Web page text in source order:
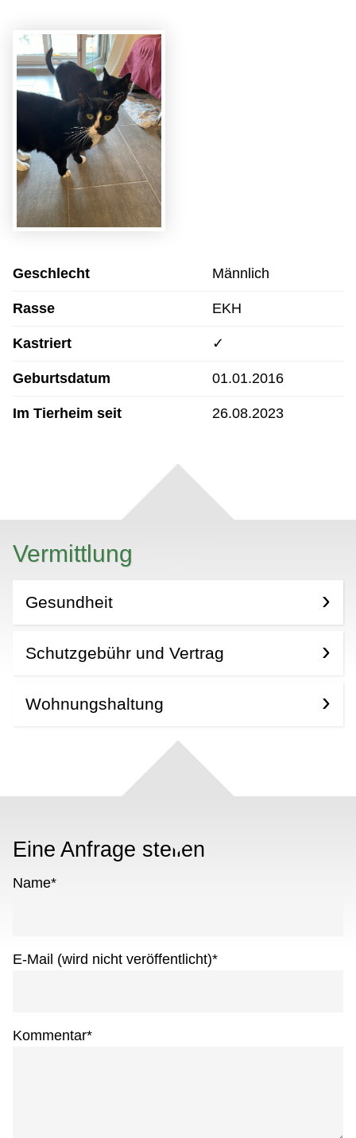
Geschlecht Männlich
Rasse EKH
Kastriert ✓
Geburtsdatum 01.01.2016
Im Tierheim seit 26.08.2023
Vermittlung
Gesundheit
Schutzgebühr und Vertrag
Wohnungshaltung
Eine Anfrage stellen
Name*
E-Mail (wird nicht veröffentlicht)*
Kommentar*